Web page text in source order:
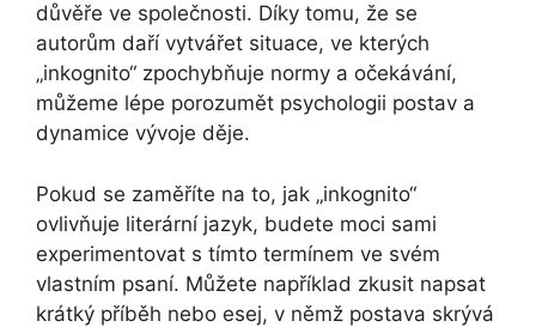
důvěře ve společnosti. Díky tomu, že se
autorům daří vytvářet situace, ve kterých
„inkognito“ zpochybňuje normy a očekávání,
můžeme lépe porozumět psychologii postav a
dynamice vývoje děje.
Pokud se zaměříte na to, jak „inkognito“
ovlivňuje literární jazyk, budete moci sami
experimentovat s tímto termínem ve svém
vlastním psaní. Můžete například zkusit napsat
krátký příběh nebo esej, v němž postava skrývá